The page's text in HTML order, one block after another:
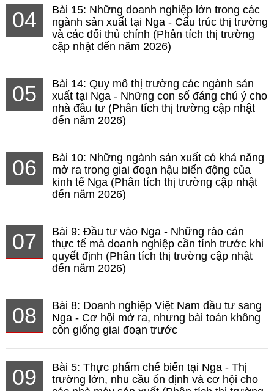
04
Bài 15: Những doanh nghiệp lớn trong các
ngành sản xuất tại Nga - Cấu trúc thị trường
và các đối thủ chính (Phân tích thị trường
cập nhật đến năm 2026)
05
Bài 14: Quy mô thị trường các ngành sản
xuất tại Nga - Những con số đáng chú ý cho
nhà đầu tư (Phân tích thị trường cập nhật
đến năm 2026)
06
Bài 10: Những ngành sản xuất có khả năng
mở ra trong giai đoạn hậu biến động của
kinh tế Nga (Phân tích thị trường cập nhật
đến năm 2026)
07
Bài 9: Đầu tư vào Nga - Những rào cản
thực tế mà doanh nghiệp cần tính trước khi
quyết định (Phân tích thị trường cập nhật
đến năm 2026)
08
Bài 8: Doanh nghiệp Việt Nam đầu tư sang
Nga - Cơ hội mở ra, nhưng bài toán không
còn giống giai đoạn trước
09
Bài 5: Thực phẩm chế biến tại Nga - Thị
trường lớn, nhu cầu ổn định và cơ hội cho